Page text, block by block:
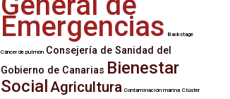
Emergencias Backstage
Cáncer de pulmón Consejería de Sanidad del
Gobierno de Canarias Bienestar
Social Agricultura Contaminación marina Clúster